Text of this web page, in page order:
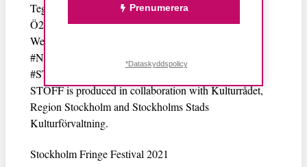
Tegelscenen (Hökarängen)
Ö2 (Södermalm)
We are ready. Are you ready?
#NewWorkForANewReality
#STOFF2021
STOFF is produced in collaboration with Kulturrådet,
Region Stockholm and Stockholms Stads
Kulturförvaltning.
Stockholm Fringe Festival 2021
Prenumerera
*Dataskyddspolicy